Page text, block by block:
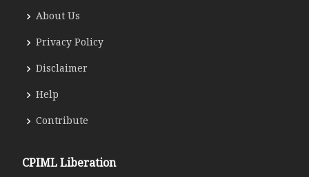
About Us
Privacy Policy
Disclaimer
Help
Contribute
CPIML Liberation